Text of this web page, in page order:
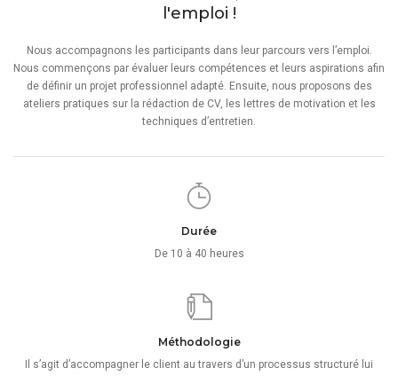
l'emploi !
Nous accompagnons les participants dans leur parcours vers l’emploi.
Nous commençons par évaluer leurs compétences et leurs aspirations afin
de définir un projet professionnel adapté. Ensuite, nous proposons des
ateliers pratiques sur la rédaction de CV, les lettres de motivation et les
techniques d’entretien.
Durée
De 10 à 40 heures
Méthodologie
Il s’agit d’accompagner le client au travers d’un processus structuré lui